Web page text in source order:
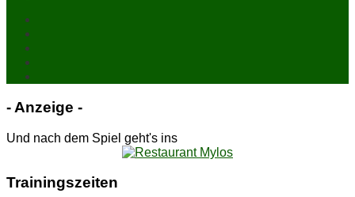
- An­zei­ge -
Und nach dem Spiel geht's ins
Trai­nings­zei­ten